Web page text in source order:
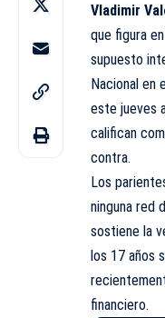
Vladimir
que figura
supuesto
Nacional en
este jueves
califican
contra.
Los
ninguna red
sostiene la
los 17 años
financiero.